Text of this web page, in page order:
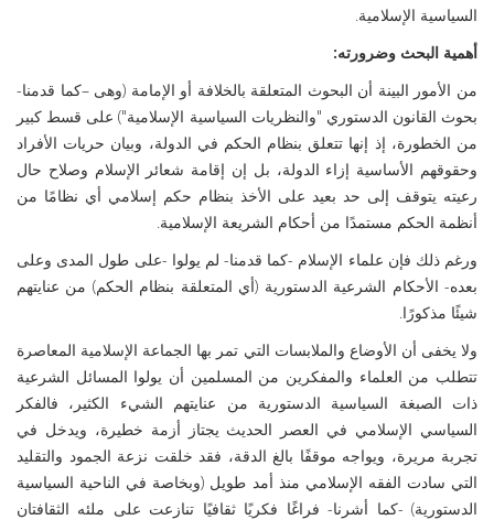
السياسية الإسلامية.
أهمية البحث وضرورته:
من الأمور البينة أن البحوث المتعلقة بالخلافة أو الإمامة (وهى –كما قدمنا-
بحوث القانون الدستوري "والنظريات السياسية الإسلامية") على قسط كبير
من الخطورة، إذ إنها تتعلق بنظام الحكم في الدولة، وبيان حريات الأفراد
وحقوقهم الأساسية إزاء الدولة، بل إن إقامة شعائر الإسلام وصلاح حال
رعيته يتوقف إلى حد بعيد على الأخذ بنظام حكم إسلامي أي نظامًا من
أنظمة الحكم مستمدًا من أحكام الشريعة الإسلامية.
ورغم ذلك فإن علماء الإسلام -كما قدمنا- لم يولوا -على طول المدى وعلى
بعده- الأحكام الشرعية الدستورية (أي المتعلقة بنظام الحكم) من عنايتهم
شيئًا مذكورًا.
ولا يخفى أن الأوضاع والملابسات التي تمر بها الجماعة الإسلامية المعاصرة
تتطلب من العلماء والمفكرين من المسلمين أن يولوا المسائل الشرعية
ذات الصبغة السياسية الدستورية من عنايتهم الشيء الكثير، فالفكر
السياسي الإسلامي في العصر الحديث يجتاز أزمة خطيرة، ويدخل في
تجربة مريرة، ويواجه موقفًا بالغ الدقة، فقد خلقت نزعة الجمود والتقليد
التي سادت الفقه الإسلامي منذ أمد طويل (وبخاصة في الناحية السياسية
الدستورية) -كما أشرنا- فراغًا فكريًا ثقافيًا تنازعت على ملئه الثقافتان